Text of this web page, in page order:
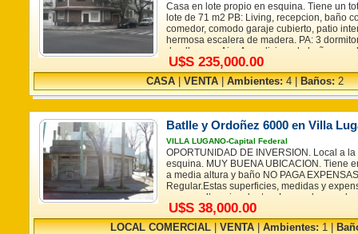
Casa en lote propio en esquina. Tiene un
lote de 71 m2 PB: Living, recepcion, baño
comedor, comodo garaje cubierto, patio
hermosa escalera de madera. PA: 3
de ellos con Aire Acondicionado baño
terraza con lavadero y quincho con balcon
Orientacion N.E, los pisos de las
tarugada, Se destaca la amplitud de la
garaje ambos ambientes con pisos de
expensas son aproximadas y no resultan
son las que surgen del título de propiedad
que serán suministrados por el propietario
Esquina Cesar Diaz, Villa Santa Rita.
U$S 235,000.00
CASA|VENTA|Ambientes:4 |Baños:2
Batlle y Ordoñez 6000 en Villa
VILLA LUGANO-Capital Federal
OPORTUNIDAD DE INVERSION. Local a
esquina. MUY BUENA UBICACION. Tiene
a media altura y baño NO PAGA
Regular.Estas superficies, medidas y
y no resultan vinculantes. Las reales son
título de propiedad y recibo de expensas
suministrados por el propietario
U$S 38,000.00
LOCAL COMERCIAL|VENTA|Ambientes:1 |